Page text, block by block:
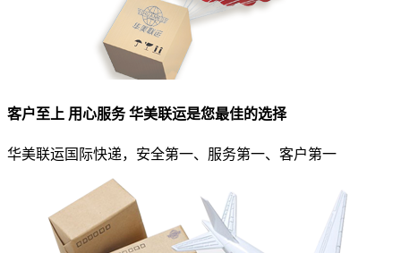
客户至上 用心服务 华美联运是您最佳的选择
华美联运国际快递，安全第一、服务第一、客户第一